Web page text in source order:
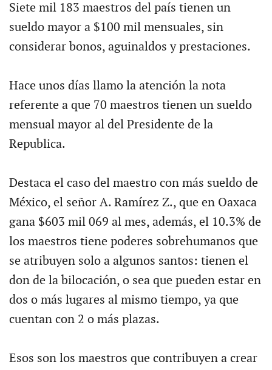
Siete mil 183 maestros del país tienen un
sueldo mayor a $100 mil mensuales, sin
considerar bonos, aguinaldos y prestaciones.
Hace unos días llamo la atención la nota
referente a que 70 maestros tienen un sueldo
mensual mayor al del Presidente de la
Republica.
Destaca el caso del maestro con más sueldo de
México, el señor A. Ramírez Z., que en Oaxaca
gana $603 mil 069 al mes, además, el 10.3% de
los maestros tiene poderes sobrehumanos que
se atribuyen solo a algunos santos: tienen el
don de la bilocación, o sea que pueden estar en
dos o más lugares al mismo tiempo, ya que
cuentan con 2 o más plazas.
Esos son los maestros que contribuyen a crear